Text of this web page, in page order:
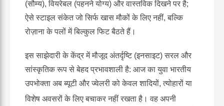
(सौम्य), वियरेबल (पहनने योग्य) और वास्तविक दिखने पर है;
ऐसे स्टाइल संकेत जो सिर्फ खास मौकों के लिए नहीं, बल्कि
रोज़ाना के पलों में बिल्कुल फिट बैठते हैं।
इस साझेदारी के केंद्र में मौजूद अंतर्दृष्टि (इनसाइट) सरल और
सांस्कृतिक रूप से बेहद प्रभावशाली है: आज का युवा भारतीय
उपभोक्ता अब ब्यूटी और ज्वेलरी को केवल शादियों, त्योहारों या
विशेष अवसरों के लिए बचाकर नहीं रखता है। वह अपनी